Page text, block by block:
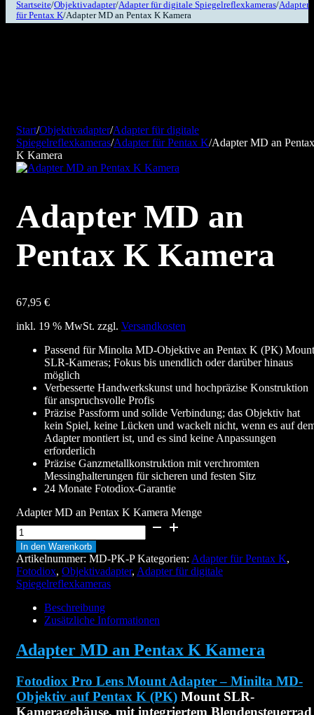
Startseite/Objektivadapter/Adapter für digitale Spiegelreflexkameras/Adapter
für Pentax K/Adapter MD an Pentax K Kamera
Start/Objektivadapter/Adapter für digitale
Spiegelreflexkameras/Adapter für Pentax K/Adapter MD an Pentax
K Kamera
Adapter MD an
Pentax K Kamera
67,95 €
inkl. 19 % MwSt. zzgl. Versandkosten
Passend für Minolta MD-Objektive an Pentax K (PK) Mount
SLR-Kameras; Fokus bis unendlich oder darüber hinaus
möglich
Verbesserte Handwerkskunst und hochpräzise Konstruktion
für anspruchsvolle Profis
Präzise Passform und solide Verbindung; das Objektiv hat
kein Spiel, keine Lücken und wackelt nicht, wenn es auf
Adapter montiert ist, und es sind keine Anpassungen
erforderlich
Präzise Ganzmetallkonstruktion mit verchromten
Messinghalterungen für sicheren und festen Sitz
24 Monate Fotodiox-Garantie
Adapter MD an Pentax K Kamera Menge
In den Warenkorb
Artikelnummer: MD-PK-P Kategorien: Adapter für Pentax K,
Fotodiox, Objektivadapter, Adapter für digitale
Spiegelreflexkameras
Beschreibung
Zusätzliche Informationen
Adapter MD an Pentax K Kamera
Fotodiox Pro Lens Mount Adapter – Minilta MD-
Objektiv auf Pentax K (PK) Mount SLR-
Kameragehäuse, mit integriertem Blendensteuerrad